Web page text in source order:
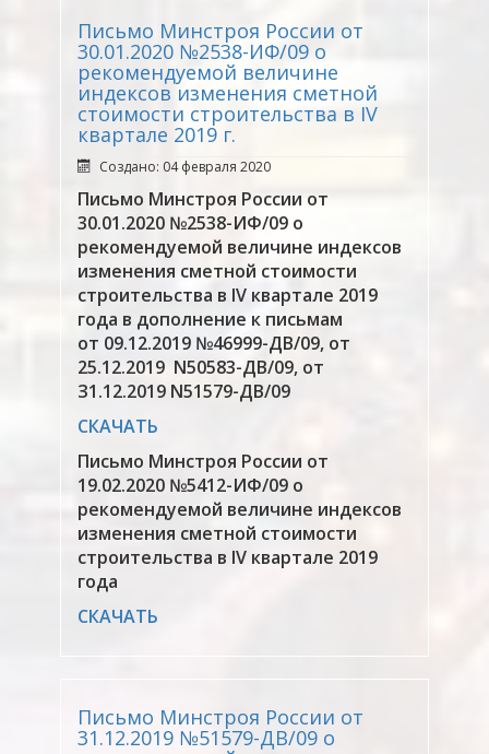
Письмо Минстроя России от
30.01.2020 №2538-ИФ/09 о
рекомендуемой величине
индексов изменения сметной
стоимости строительства в IV
квартале 2019 г.
Создано: 04 февраля 2020
Письмо Минстроя России от
30.01.2020 №2538-ИФ/09 о
рекомендуемой величине индексов
изменения сметной стоимости
строительства в IV квартале 2019
года в дополнение к письмам
от 09.12.2019 №46999-ДВ/09, от
25.12.2019 N50583-ДВ/09, от
З1.12.2019 N51579-ДВ/09
СКАЧАТЬ
Письмо Минстроя России от
19.02.2020 №5412-ИФ/09 о
рекомендуемой величине индексов
изменения сметной стоимости
строительства в IV квартале 2019
года
СКАЧАТЬ
Письмо Минстроя России от
31.12.2019 №51579-ДВ/09 о